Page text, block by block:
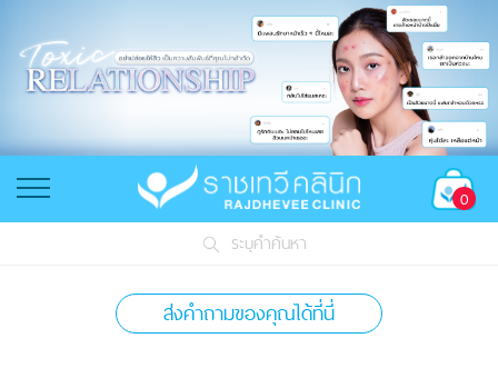
0
ระบุคำค้นหา
ส่งคำถามของคุณได้ที่นี่